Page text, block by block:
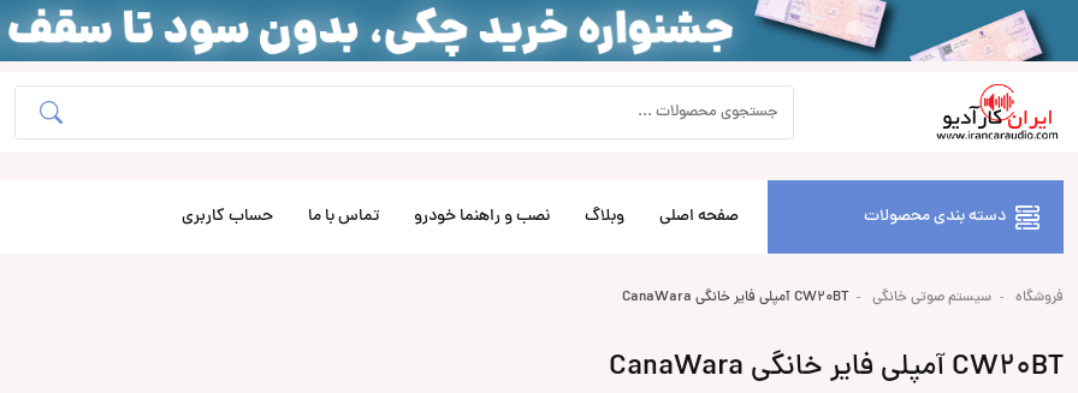
دسته بندی محصولات صفحه اصلی وبلاگ نصب و راهنما خودرو تماس با ما حساب کاربری
فروشگاه سیستم صوتی خانگی CW20BT آمپلی فایر خانگی CanaWara
CW20BT آمپلی فایر خانگی CanaWara